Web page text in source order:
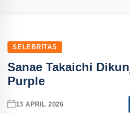
SELEBRITAS
Sanae Takaichi
Purple
13 APRIL 2026